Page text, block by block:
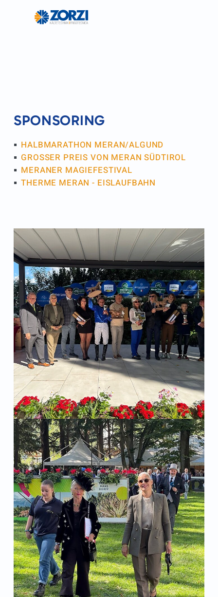
SPONSORING
HALBMARATHON MERAN/ALGUND
GROSSER PREIS VON MERAN SÜDTIROL
MERANER MAGIEFESTIVAL
THERME MERAN - EISLAUFBAHN